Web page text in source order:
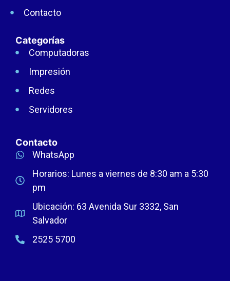
Contacto
Categorías
Computadoras
Impresión
Redes
Servidores
Contacto
WhatsApp
Horarios: Lunes a viernes de 8:30 am a 5:30
pm
Ubicación: 63 Avenida Sur 3332, San
Salvador
2525 5700